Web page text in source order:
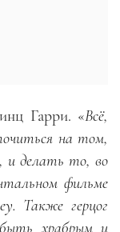
Гарри. «Всё,
на том,
и делать то, во
фильме
Также герцог